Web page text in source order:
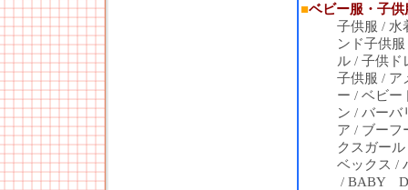
■ベビー服・子供
子供服 / 水
ンド子供服
ル / 子供ド
子供服 / ア
ー / ベビー
ン / バーバ
ア / ブーフ
クスガール
ベックス /
/ BABY